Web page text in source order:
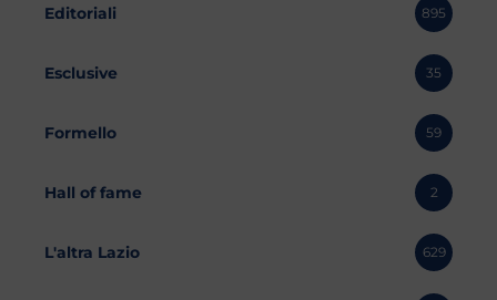
Editoriali 895
Esclusive 35
Formello 59
Hall of fame 2
L'altra Lazio 629